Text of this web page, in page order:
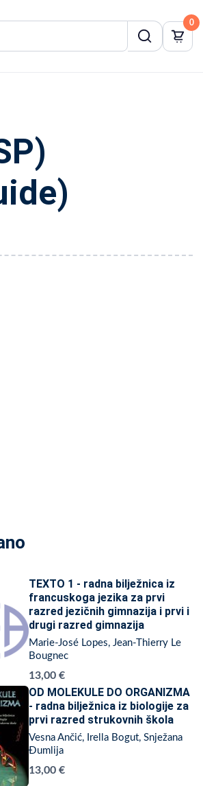
0
TEXTO 1 - radna bilježnica iz
francuskoga jezika za prvi
razred jezičnih gimnazija i prvi i
drugi razred gimnazija
Marie-José Lopes, Jean-Thierry Le
Bougnec
13,00 €
OD MOLEKULE DO ORGANIZMA
- radna bilježnica iz biologije za
prvi razred strukovnih škola
Vesna Ančić, Irella Bogut, Snježana
Đumlija
13,00 €